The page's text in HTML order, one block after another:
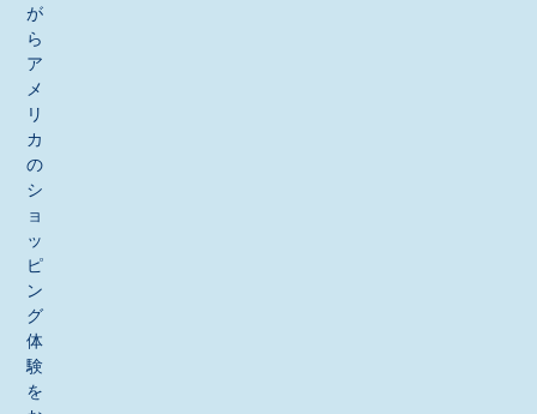
が
ら
ア
メ
リ
カ
の
シ
ョ
ッ
ピ
ン
グ
体
験
を